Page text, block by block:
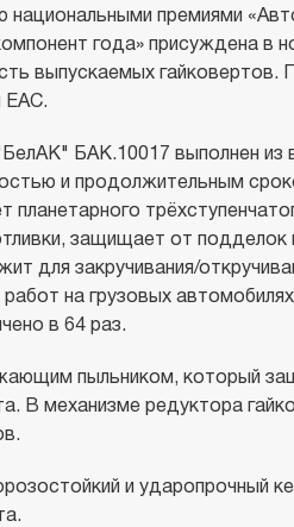
премиями
года» присуждена в
выпускаемых гайковертов.
ЕАС.
"БелАК" БАК.10017 выполнен
и продолжительным
планетарного
защищает от подделок
для закручивания/
на грузовых
в 64 раз.
пыльником, который
В механизме редуктора
и ударопрочный